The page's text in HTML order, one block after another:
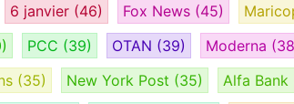
6 janvier (46) Fox News (45)
PCC (39) OTAN (39) Moderna
(35) New York Post (35) Alfa Bank